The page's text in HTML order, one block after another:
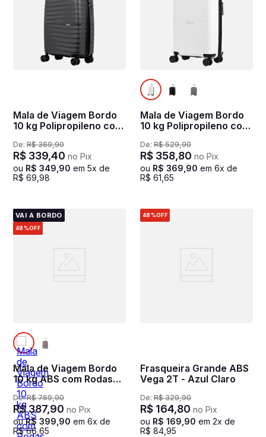
Mala de Viagem Bordo
10 kg Polipropileno com
Essencial - Grafite
De: R$ 369,90
R$ 339,40 no Pix
ou R$ 349 90 em 5x de
R$ 69 98
Mala de Viagem Bordo
10 kg Polipropileno com
Branco
De: R$ 529,90
R$ 358,80 no Pix
ou R$ 369 90 em 6x de
R$ 61 65
VAI A BORDO
48%OFF
Mala de Viagem Bordo
10 kg ABS com Rodas
360° Vega 3T -
Dourado
De:R$ 769,90
R$ 387,90 no Pix
ouR$ 399 90 em 6x de
R$ 66 65
48%OFF
Frasqueira Grande ABS
Vega 2T - Azul Claro
De: R$ 329,90
R$ 164,80 no Pix
ou R$ 169 90 em 2x de
R$ 84 95